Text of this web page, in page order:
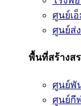
ศูนย์เ
ศูนย์ส่
พื้นที่สร้างส
ศูนย์พั
ศูนย์กี